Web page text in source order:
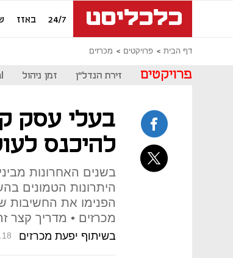
24/7 באזז
דף הבית פרויקטים מכרזים
פרויקטים זירת הנדל"ן זמן ניהול
בעלי עסק
להיכנס
בשנים האחרונות
היתרונות הטמונים
הפנימו את החשיבות
מכרזים • מדריך קצר
בשיתוף יפעת מכרזים